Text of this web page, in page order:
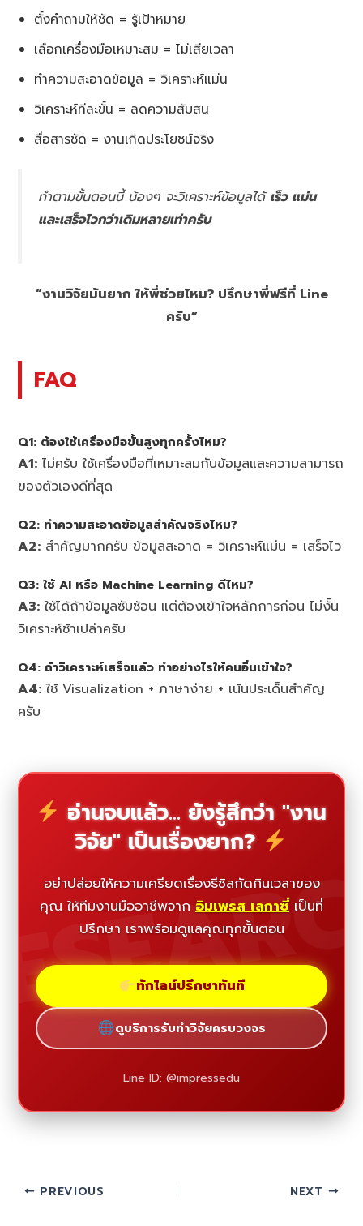
ตั้งคำถามให้ชัด = รู้เป้าหมาย
เลือกเครื่องมือเหมาะสม = ไม่เสียเวลา
ทำความสะอาดข้อมูล = วิเคราะห์แม่น
วิเคราะห์ทีละขั้น = ลดความสับสน
สื่อสารชัด = งานเกิดประโยชน์จริง
ทำตามขั้นตอนนี้ น้องๆ จะวิเคราะห์ข้อมูลได้เร็ว แม่น
และเสร็จไวกว่าเดิมหลายเท่าครับ
“งานวิจัยมันยาก ให้พี่ช่วยไหม? ปรึกษาพี่ฟรีที่ Line
ครับ”
FAQ
Q1: ต้องใช้เครื่องมือขั้นสูงทุกครั้งไหม?
A1: ไม่ครับ ใช้เครื่องมือที่เหมาะสมกับข้อมูลและความสามารถ
ของตัวเองดีที่สุด
Q2: ทำความสะอาดข้อมูลสำคัญจริงไหม?
A2: สำคัญมากครับ ข้อมูลสะอาด = วิเคราะห์แม่น = เสร็จไว
Q3: ใช้ AI หรือ Machine Learning ดีไหม?
A3: ใช้ได้ถ้าข้อมูลซับซ้อน แต่ต้องเข้าใจหลักการก่อน ไม่งั้น
วิเคราะห์ช้าเปล่าครับ
Q4: ถ้าวิเคราะห์เสร็จแล้ว ทำอย่างไรให้คนอื่นเข้าใจ?
A4: ใช้ Visualization + ภาษาง่าย + เน้นประเด็นสำคัญ
ครับ
อ่านจบแล้ว... ยังรู้สึกว่า "งาน
วิจัย" เป็นเรื่องยาก?
อย่าปล่อยให้ความเครียดเรื่องธีซิสกัดกินเวลาของ
คุณ ให้ทีมงานมืออาชีพจาก อิมเพรส เลกาซี่ เป็นที่
ปรึกษา เราพร้อมดูแลคุณทุกขั้นตอน
ทักไลน์ปรึกษาทันที
ดูบริการรับทำวิจัยครบวงจร
Line ID: @impressedu
PREVIOUS NEXT